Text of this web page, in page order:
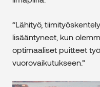
”Lähityö,
lisääntyneet, kun
optimaaliset puitteet
vuorovaikutukseen.”